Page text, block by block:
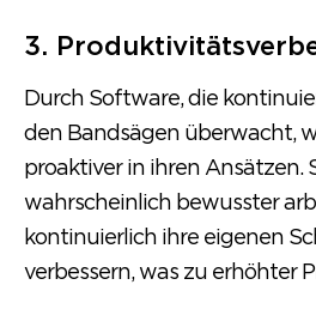
3.
Durch Software, die
den Bandsägen überwacht,
proaktiver in ihren Ansätzen.
wahrscheinlich bewusster
kontinuierlich ihre eigenen
verbessern, was zu erhöhter